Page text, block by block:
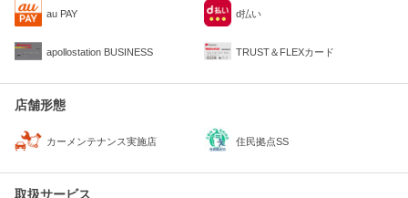
au PAY d払い
apollostation BUSINESS TRUST＆FLEXカード
店舗形態
カーメンテナンス実施店 住民拠点SS
取扱サービス